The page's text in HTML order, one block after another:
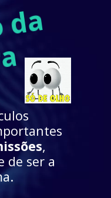
,
de ser a